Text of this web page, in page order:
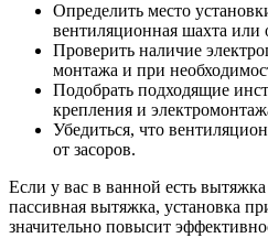
Определить место
вентиляционная шахта или
Проверить наличие
монтажа и при
Подобрать подходящие
крепления и
Убедиться, что
от засоров.
Если у вас в ванной есть
пассивная вытяжка, установка
значительно повысит